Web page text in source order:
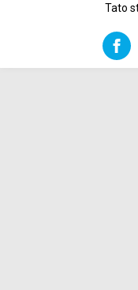
Tato